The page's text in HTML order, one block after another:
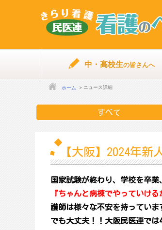
中・高校生の皆さんへ
ホーム ニュース詳細
すべて
【大阪】2024年
国家試験が終わり、学校を卒
『ちゃんと病棟でやっていけ
護師は様々な不安を持っていま
でも大丈夫！！大阪民医連で